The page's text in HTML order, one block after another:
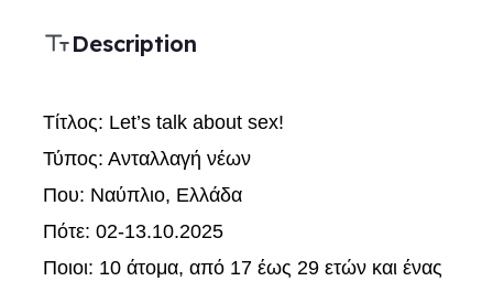
Description
Τίτλος: Let’s talk about sex!
Τύπος: Ανταλλαγή νέων
Που: Ναύπλιο, Ελλάδα
Πότε: 02-13.10.2025
Ποιοι: 10 άτομα, από 17 έως 29 ετών και ένας